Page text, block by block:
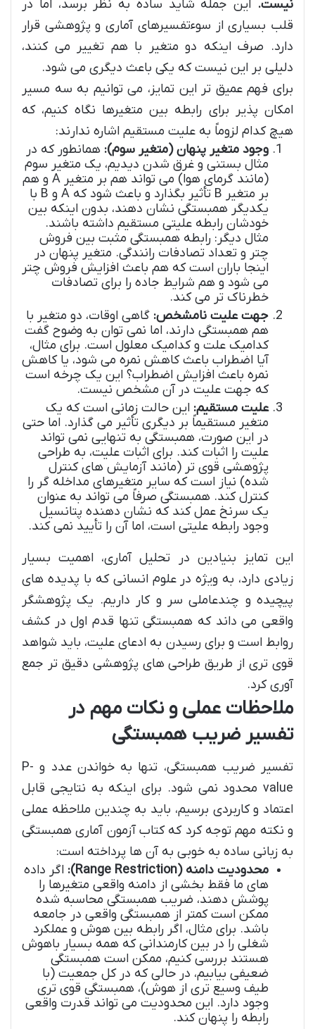
نیست. این جمله شاید ساده به نظر برسد، اما در
قلب بسیاری از سوءتفسیرهای آماری و پژوهشی قرار
دارد. صرف اینکه دو متغیر با هم تغییر می کنند،
دلیلی بر این نیست که یکی باعث دیگری می شود.
برای فهم عمیق تر این تمایز، می توانیم به سه مسیر
امکان پذیر برای رابطه بین متغیرها نگاه کنیم، که
هیچ کدام لزوماً به علیت مستقیم اشاره ندارند:
وجود متغیر پنهان (متغیر سوم): همانطور که در
مثال بستنی و غرق شدن دیدیم، یک متغیر سوم
(مانند گرمای هوا) می تواند هم بر متغیر A و هم
بر متغیر B تأثیر بگذارد و باعث شود که A و B با
یکدیگر همبستگی نشان دهند، بدون اینکه بین
خودشان رابطه علیتی مستقیم داشته باشند.
مثال دیگر: رابطه همبستگی مثبت بین فروش
چتر و تعداد تصادفات رانندگی. متغیر پنهان در
اینجا باران است که هم باعث افزایش فروش چتر
می شود و هم شرایط جاده را برای تصادفات
خطرناک تر می کند.
جهت علیت نامشخص: گاهی اوقات، دو متغیر با
هم همبستگی دارند، اما نمی توان به وضوح گفت
کدامیک علت و کدامیک معلول است. برای مثال،
آیا اضطراب باعث کاهش نمره می شود، یا کاهش
نمره باعث افزایش اضطراب؟ این یک چرخه است
که جهت علیت در آن مشخص نیست.
علیت مستقیم: این حالت زمانی است که یک
متغیر مستقیماً بر دیگری تأثیر می گذارد. اما حتی
در این صورت، همبستگی به تنهایی نمی تواند
علیت را اثبات کند. برای اثبات علیت، به طراحی
پژوهشی قوی تر (مانند آزمایش های کنترل
شده) نیاز است که سایر متغیرهای مداخله گر را
کنترل کند. همبستگی صرفاً می تواند به عنوان
یک سرنخ عمل کند که نشان دهنده پتانسیل
وجود رابطه علیتی است، اما آن را تأیید نمی کند.
این تمایز بنیادین در تحلیل آماری، اهمیت بسیار
زیادی دارد، به ویژه در علوم انسانی که با پدیده های
پیچیده و چندعاملی سر و کار داریم. یک پژوهشگر
واقعی می داند که همبستگی تنها قدم اول در کشف
روابط است و برای رسیدن به ادعای علیت، باید شواهد
قوی تری از طریق طراحی های پژوهشی دقیق تر جمع
آوری کرد.
ملاحظات عملی و نکات مهم در
تفسیر ضریب همبستگی
تفسیر ضریب همبستگی، تنها به خواندن عدد و P-
value محدود نمی شود. برای اینکه به نتایجی قابل
اعتماد و کاربردی برسیم، باید به چندین ملاحظه عملی
و نکته مهم توجه کرد که کتاب آزمون آماری همبستگی
به زبانی ساده به خوبی به آن ها پرداخته است:
محدودیت دامنه (Range Restriction):
اگر داده
های ما فقط بخشی از دامنه واقعی متغیرها را
پوشش دهند، ضریب همبستگی محاسبه شده
ممکن است کمتر از همبستگی واقعی در جامعه
باشد. برای مثال، اگر رابطه بین هوش و عملکرد
شغلی را در بین کارمندانی که همه بسیار باهوش
هستند بررسی کنیم، ممکن است همبستگی
ضعیفی بیابیم، در حالی که در کل جمعیت (با
طیف وسیع تری از هوش)، همبستگی قوی تری
وجود دارد. این محدودیت می تواند قدرت واقعی
رابطه را پنهان کند.